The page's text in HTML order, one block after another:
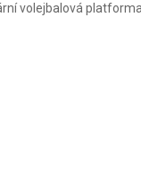
volejbalová